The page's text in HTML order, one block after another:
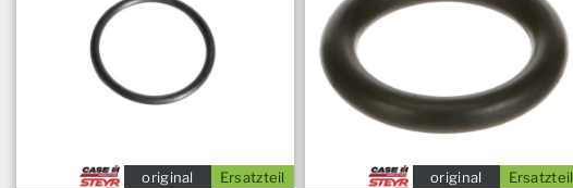
Ersatzteil
original Ersatzteil
original